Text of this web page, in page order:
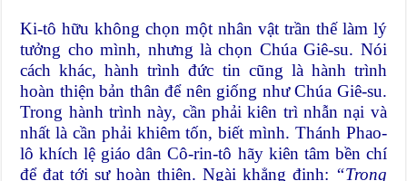
Ki-tô hữu không chọn một nhân vật trần thế làm lý
tưởng cho mình, nhưng là chọn Chúa Giê-su. Nói
cách khác, hành trình đức tin cũng là hành trình
hoàn thiện bản thân để nên giống như Chúa Giê-su.
Trong hành trình này, cần phải kiên trì nhẫn nại và
nhất là cần phải khiêm tốn, biết mình. Thánh Phao-
lô khích lệ giáo dân Cô-rin-tô hãy kiên tâm bền chí
để đạt tới sự hoàn thiện. Ngài khẳng định: “Trong